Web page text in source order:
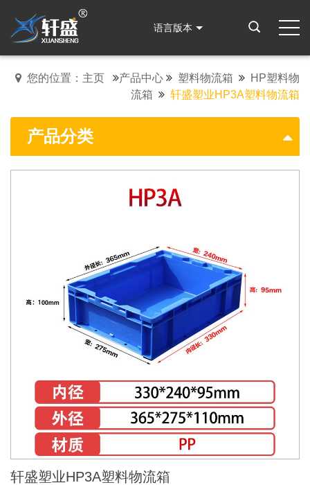
语言版本
您的位置：主页 产品中心 塑料物流箱
HP塑料物
流箱
轩盛塑业HP3A塑料物流箱
产品分类
轩盛塑业HP3A塑料物流箱